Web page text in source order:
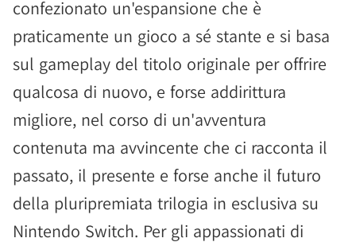
confezionato un'espansione che è
praticamente un gioco a sé stante e si basa
sul gameplay del titolo originale per offrire
qualcosa di nuovo, e forse addirittura
migliore, nel corso di un'avventura
contenuta ma avvincente che ci racconta il
passato, il presente e forse anche il futuro
della pluripremiata trilogia in esclusiva su
Nintendo Switch. Per gli appassionati di